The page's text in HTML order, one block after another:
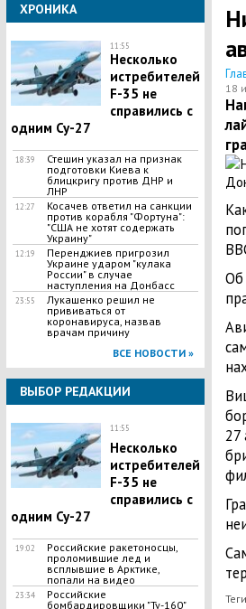
ХРОНИКА
11:55
Несколько
истребителей
F-35 не
справились с
одним Су-27
18:39
Стешин указал на признак
подготовки Киева к
блицкригу против ДНР и
ЛНР
12:27
​Косачев ответил на санкции
против корабля "Фортуна":
"США не хотят содержать
Украину"
12:19
Перенджиев пригрозил
Украине ударом "кулака
России" в случае
наступления на Донбасс
23:55
Лукашенко решил не
прививаться от
коронавируса, назвав
врачам причину
ВСЕ НОВОСТИ »
ВЫБОР РЕДАКЦИИ
11:55
Несколько
истребителей
F-35 не
справились с
одним Су-27
19:02
Российские ракетоносцы,
проломившие лед и
всплывшие в Арктике,
попали на видео
23:34
Российские
бомбардировщики "Ту-160"
18
Об
27